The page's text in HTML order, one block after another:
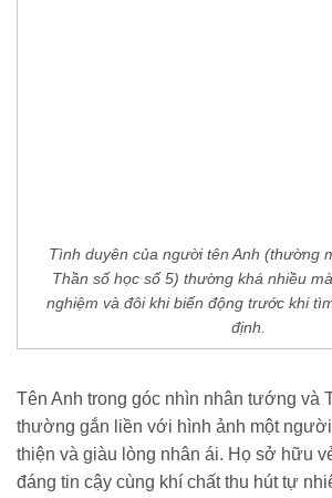
Tình duyên của người tên Anh (thường
Thần số học số 5) thường khá nhiều
nghiệm và đôi khi biến động trước khi
định.
Tên Anh trong góc nhìn nhân tướng và
thường gắn liền với hình ảnh một
thiện và giàu lòng nhân ái. Họ sở hữu
đáng tin cậy cùng khí chất thu hút tự